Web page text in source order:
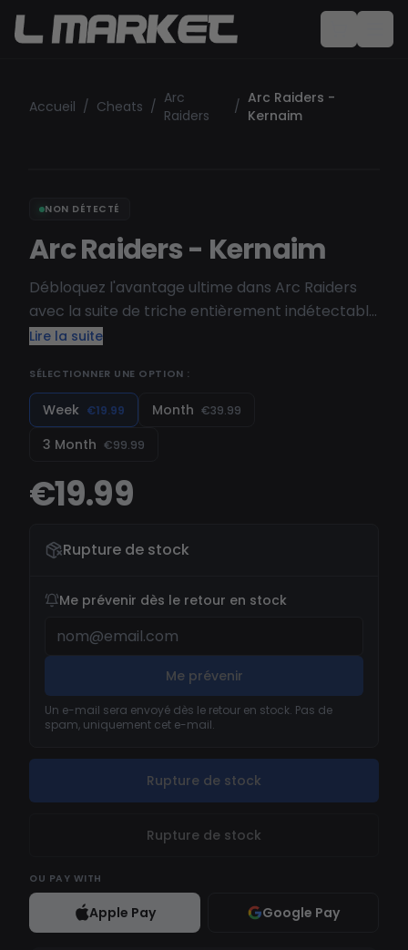
Accueil / Cheats / Arc
Raiders
/ Arc Raiders -
Kernaim
NON DÉTECTÉ
Arc Raiders - Kernaim
Débloquez l'avantage ultime dans Arc Raiders
avec la suite de triche entièrement indétectable
et optimisée pour la performance de Kernaim.
compétiteurs acharnés, cet ensemble d'outils
vous fournit tout ce dont vous avez besoin pour
dominer chaque rencontre—de manière fluide,
sécurisée et efficace.
Lire la suite
SÉLECTIONNER UNE OPTION :
Week €19.99 Month €39.99
3 Month €99.99
€19.99
Rupture de stock
Me prévenir dès le retour en stock
Me prévenir
Un e-mail sera envoyé dès le retour en stock. Pas de
spam, uniquement cet e-mail.
Rupture de stock
Rupture de stock
OU PAY WITH
Apple Pay Google Pay